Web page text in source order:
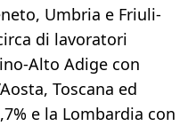
Umbria e Friuli-
di lavoratori
Alto Adige con
Toscana ed
e la Lombardia con